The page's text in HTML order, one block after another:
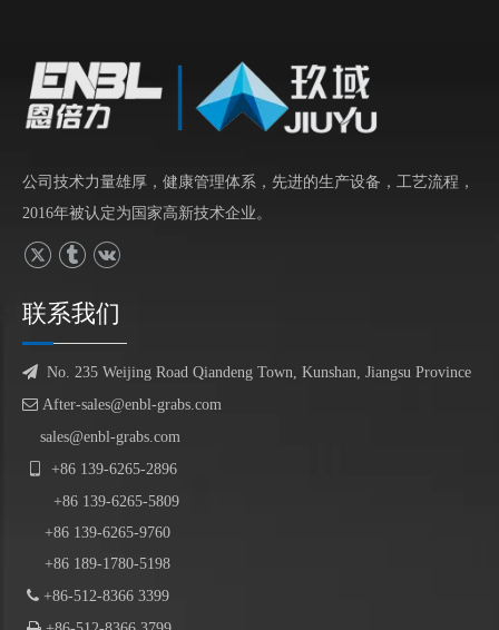
公司技术力量雄厚，健康管理体系，先进的生产设备，工艺流程，
2016年被认定为国家高新技术企业。
联系我们
 No. 235 Weijing Road Qiandeng Town, Kunshan, Jiangsu Province
 After-sales@enbl-grabs.com
sales@enbl-grabs.com
+86 139-6265-2896
+86 139-6265-5809
+86 139-6265-9760
+86 189-1780-5198
 +86-512-8366 3399